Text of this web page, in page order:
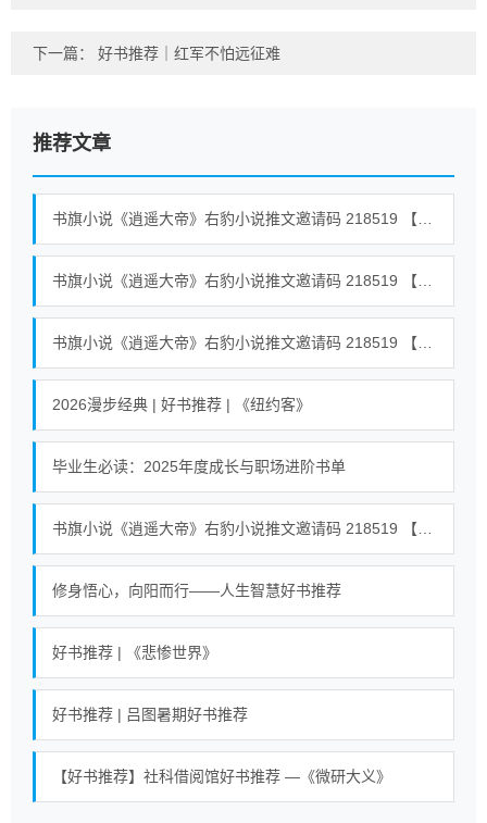
下一篇： 好书推荐｜红军不怕远征难
推荐文章
2026漫步经典 | 好书推荐 | 《纽约客》
毕业生必读：2025年度成长与职场进阶书单
修身悟心，向阳而行——人生智慧好书推荐
好书推荐 | 《悲惨世界》
好书推荐 | 吕图暑期好书推荐
【好书推荐】社科借阅馆好书推荐 —《微研大义》